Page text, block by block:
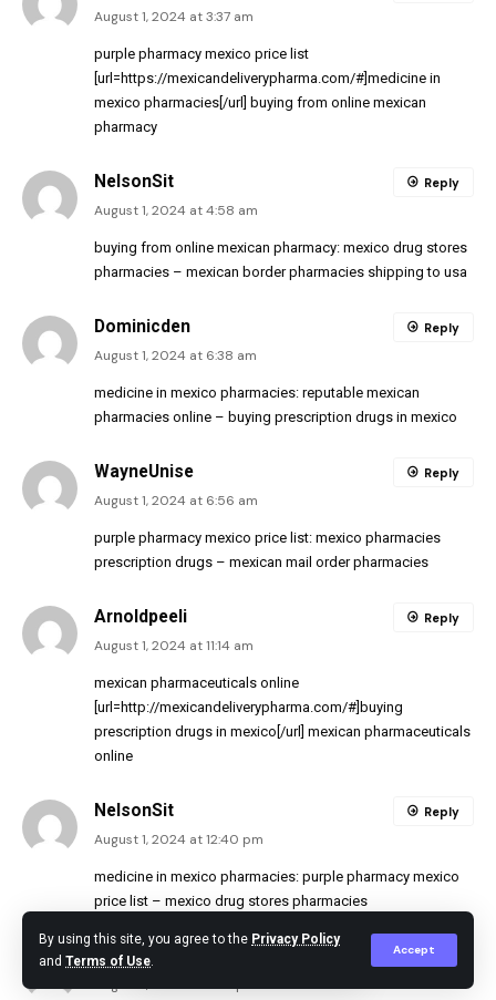
By using this site, you agree to the Privacy Policy
and Terms of Use.
Accept
August 1, 2024 at 3:37 am
purple pharmacy mexico price list
[url=https://mexicandeliverypharma.com/#]medicine in
mexico pharmacies[/url] buying from online mexican
pharmacy
NelsonSit
August 1, 2024 at 4:58 am
buying from online mexican pharmacy: mexico drug stores
pharmacies – mexican border pharmacies shipping to usa
Reply
Dominicden
August 1, 2024 at 6:38 am
medicine in mexico pharmacies: reputable mexican
pharmacies online – buying prescription drugs in mexico
Reply
WayneUnise
August 1, 2024 at 6:56 am
purple pharmacy mexico price list: mexico pharmacies
prescription drugs – mexican mail order pharmacies
Reply
Arnoldpeeli
August 1, 2024 at 11:14 am
mexican pharmaceuticals online
[url=http://mexicandeliverypharma.com/#]buying
prescription drugs in mexico[/url] mexican pharmaceuticals
online
Reply
NelsonSit
August 1, 2024 at 12:40 pm
medicine in mexico pharmacies: purple pharmacy mexico
price list – mexico drug stores pharmacies
Reply
WayneUnise Reply